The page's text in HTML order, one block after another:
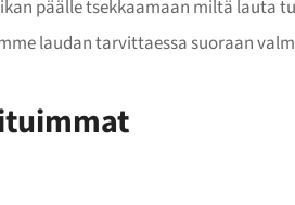
päälle tsekkaamaan miltä lauta
laudan tarvittaessa suoraan